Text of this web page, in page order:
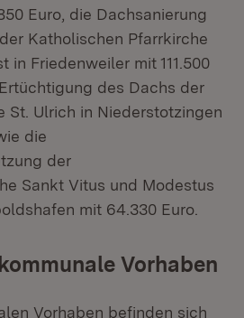
Euro, die Dachsanierung
Katholischen Pfarrkirche
in Friedenweiler mit 111.500
des Dachs der
St. Ulrich in Niederstotzingen
die
der
Sankt Vitus und Modestus
mit 64.330 Euro.
Vorhaben
Vorhaben befinden sich